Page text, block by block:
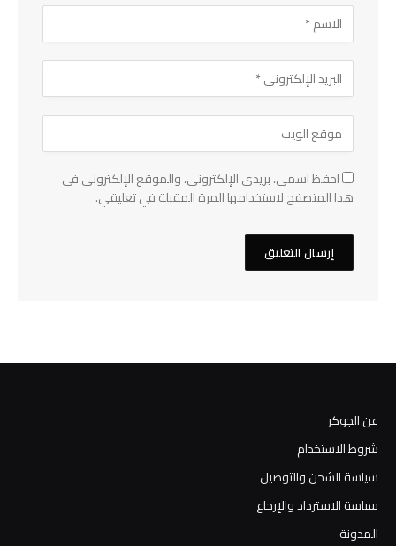
احفظ اسمي، بريدي الإلكتروني، والموقع الإلكتروني في
هذا المتصفح لاستخدامها المرة المقبلة في تعليقي.
عن الجوكر
شروط الاستخدام
سياسة الشحن والتوصيل
سياسة الاسترداد والإرجاع
المدونة